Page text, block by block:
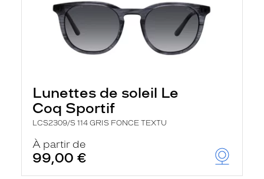
Lunettes de soleil Le
Coq Sportif
LCS2309/S 114 GRIS FONCE TEXTU
À partir de
99,00 €